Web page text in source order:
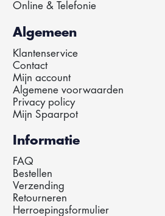
Online & Telefonie
Algemeen
Klantenservice
Contact
Mijn account
Algemene voorwaarden
Privacy policy
Mijn Spaarpot
Informatie
FAQ
Bestellen
Verzending
Retourneren
Herroepingsformulier